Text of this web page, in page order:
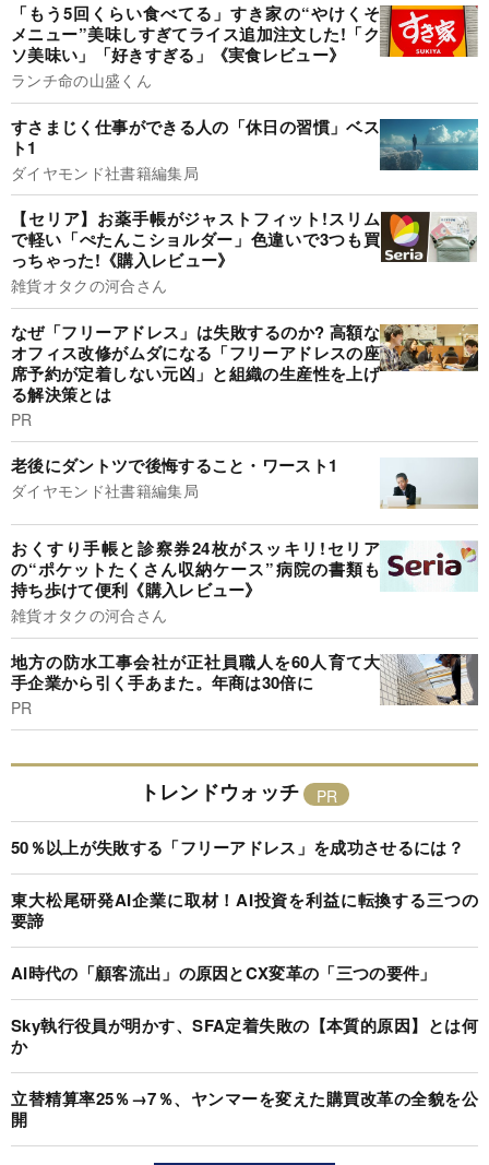
「もう5回くらい食べてる」すき家の“やけくそ
メニュー”美味しすぎてライス追加注文した!「ク
ソ美味い」「好きすぎる」《実食レビュー》
ランチ命の山盛くん
すさまじく仕事ができる人の「休日の習慣」ベス
ト1
ダイヤモンド社書籍編集局
【セリア】お薬手帳がジャストフィット!スリム
で軽い「ぺたんこショルダー」色違いで3つも買
っちゃった!《購入レビュー》
雑貨オタクの河合さん
なぜ「フリーアドレス」は失敗するのか? 高額な
オフィス改修がムダになる「フリーアドレスの座
席予約が定着しない元凶」と組織の生産性を上げ
る解決策とは
PR
老後にダントツで後悔すること・ワースト1
ダイヤモンド社書籍編集局
おくすり手帳と診察券24枚がスッキリ!セリア
の“ポケットたくさん収納ケース”病院の書類も
持ち歩けて便利《購入レビュー》
雑貨オタクの河合さん
地方の防水工事会社が正社員職人を60人育て大
手企業から引く手あまた。年商は30倍に
PR
トレンドウォッチ
50％以上が失敗する「フリーアドレス」を成功させるには？
東大松尾研発AI企業に取材！AI投資を利益に転換する三つの
要諦
AI時代の「顧客流出」の原因とCX変革の「三つの要件」
Sky執行役員が明かす、SFA定着失敗の【本質的原因】とは何
か
立替精算率25％→7％、ヤンマーを変えた購買改革の全貌を公
開